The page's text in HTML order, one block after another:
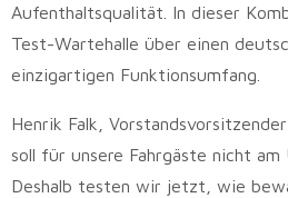
Aufenthaltsqualität. In dieser
Test-Wartehalle über einen
einzigartigen Funktionsumfang.
Henrik Falk,
soll für unsere Fahrgäste nicht am
Deshalb testen wir jetzt, wie